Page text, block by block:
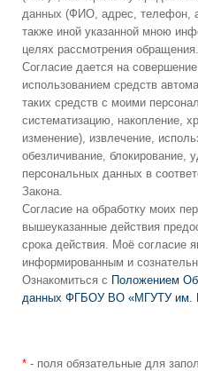
данных (ФИО, адрес, телефон,
также иной указанной мною
целях рассмотрения обращения.
Согласие дается на
использованием средств
таких средств с моими
систематизацию, накопление,
изменение), извлечение,
обезличивание, блокирование,
персональных данных в
Закона.
Согласие на обработку моих
вышеуказанные действия
срока действия. Моё согласие
информированным и
Ознакомиться с Положением Об
данных ФГБОУ ВО «МГУТУ им.
* - поля обязательные для